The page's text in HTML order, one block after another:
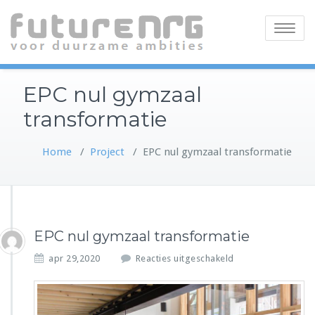
Toggle
EPC nul gymzaal
transformatie
Home / Project / EPC nul gymzaal transformatie
EPC nul gymzaal transformatie
apr 29,2020 Reacties uitgeschakeld
o
r